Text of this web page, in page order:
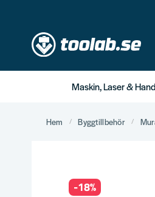
Maskin, Laser &
Hem Byggtillbehör
-18%